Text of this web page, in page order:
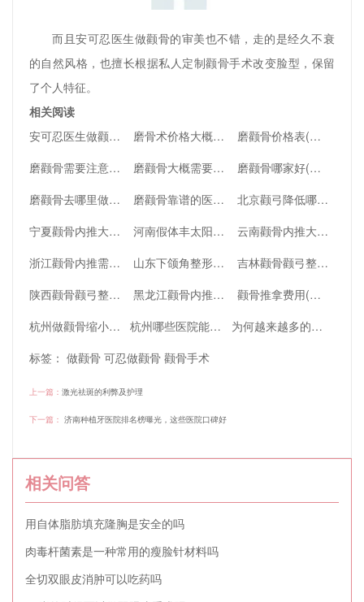
而且安可忍医生做颧骨的审美也不错，走的是经久不衰
的自然风格，也擅长根据私人定制颧骨手术改变脸型，保留
了个人特征。
相关阅读
安可忍医生做颧骨内推怎么样，快来看看吧
磨骨术价格大概多少？磨骨手术有什么风险和后遗症？
磨颧骨价格表(「揭秘磨颧骨的价格：用奇特概念为您引人入胜地呈现！」)
磨颧骨需要注意什么(磨颧骨的正确方法及注意事项：颧骨高度的调整技巧、磨颧手术的恢复期及风险分析)
磨颧骨大概需要多少钱(磨颧骨多少钱？！探寻颧骨美容的奥秘)
磨颧骨哪家好(磨颧骨是指脸颊骨的整形手术，可以通过手术使得脸颊更加立体和突出，从而达到提升面部轮廓的效果。关于磨颧骨的手术，各家医院都可以进行，所以没有特别好的一家。)
磨颧骨去哪里做更安全一些(安全有效的磨颧骨手术选择：医院比较、术前评估与手术技术分析)
磨颧骨靠谱的医院有哪些
北京颧弓降低哪里更靠谱一些（北京做颧骨内推哪里好）
宁夏颧骨内推大概需要多少钱(颧骨内推要花多少钱)
河南假体丰太阳穴费用(假体丰太阳几年后移位)
云南颧骨内推大约费用是多少(昆明颧骨内推一般多少钱)
浙江颧骨内推需要多少费用(颧骨内推三甲医院多少钱)
山东下颌角整形大约费用是多少(山东下颌角整形大约费用是多少啊)
吉林颧骨颧弓整形术需要多少费用(吉林颧骨颧弓整形术需要多少费用呢)
陕西颧骨颧弓整形术大概需要多少钱(陕西颧骨颧弓整形术大概需要多少钱呢)
黑龙江颧骨内推费用(颧骨内推 费用)
颧骨推拿费用(颧骨推拿费用高吗)
杭州做颧骨缩小的医院有哪些，这几家医院口碑好
杭州哪些医院能做颧骨整形，三家人气机构分享
为何越来越多的人选择做颧骨整形
标签： 做颧骨 可忍做颧骨 颧骨手术
上一篇： 激光祛斑的利弊及护理
下一篇： 济南种植牙医院排名榜曝光，这些医院口碑好
相关问答
用自体脂肪填充隆胸是安全的吗
肉毒杆菌素是一种常用的瘦脸针材料吗
全切双眼皮消肿可以吃药吗